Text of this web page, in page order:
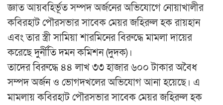
জ্ঞাত আয়বহির্ভূত সম্পদ অর্জনের অভিযোগে নোয়াখালীর
কবিরহাট পৌরসভার সাবেক মেয়র জহিরুল হক রায়হান
এবং তার স্ত্রী সামিয়া শারমিনের বিরুদ্ধে মামলা দায়ের
করেছে দুর্নীতি দমন কমিশন (দুদক)।
তাদের বিরুদ্ধে ৪৪ লাখ ৩৩ হাজার ৬০০ টাকার অবৈধ
সম্পদ অর্জন ও ভোগদখলের অভিযোগ আনা হয়েছে। এ
মামলায় কবিরহাট পৌরসভার সাবেক মেয়র জহিরুল হক